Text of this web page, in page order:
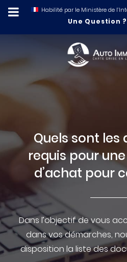
Habilité par le Ministère de
Une Question ?
Quels sont
requis pour
d’achat pour
Dans l’objectif de vous
dans vos démarches,
disposition la liste des